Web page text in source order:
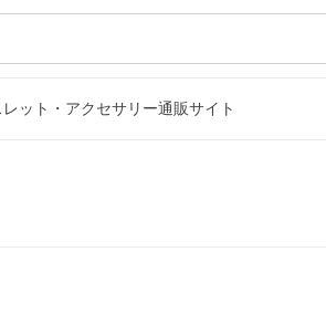
ット・アクセサリー通販サイト